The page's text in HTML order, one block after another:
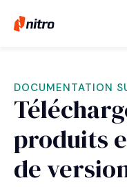
DOCUMENTATION
produits
de